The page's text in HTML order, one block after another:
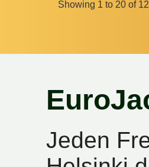
Showing 1 to 20 of
Jeden